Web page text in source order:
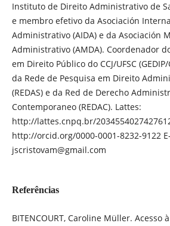
Instituto de Direito Administrativo de
e membro efetivo da Asociación
Administrativo (AIDA) e da Asociación
Administrativo (AMDA). Coordenador
em Direito Público do CCJ/UFSC
da Rede de Pesquisa em Direito
(REDAS) e da Red de Derecho
Contemporaneo (REDAC). Lattes:
http://lattes.cnpq.br/
http://orcid.org/0000-0001-8232-9122
jscristovam@gmail.com
Referências
BITENCOURT, Caroline Müller. Acesso